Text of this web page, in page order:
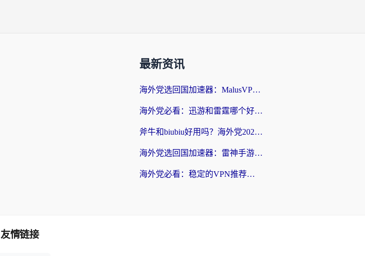
最新资讯
海外党选回国加速器：MalusVPN好用吗？和快帆VPN哪个好？附真实对比与避坑指南
海外党必看：迅游和雷霆哪个好？3分钟教你选对回国加速器，无缝刷国内剧玩手游
斧牛和biubiu好用吗？海外党2026亲测回国加速器指南，附番茄加速器深度体验
海外党选回国加速器：雷神手游和洞见哪个好？附iPhone免费VPN推荐及ChickCNUfunR实测
海外党必看：稳定的VPN推荐及回国加速器选择全攻略——告别地域限制，轻松刷国内资源
友情链接